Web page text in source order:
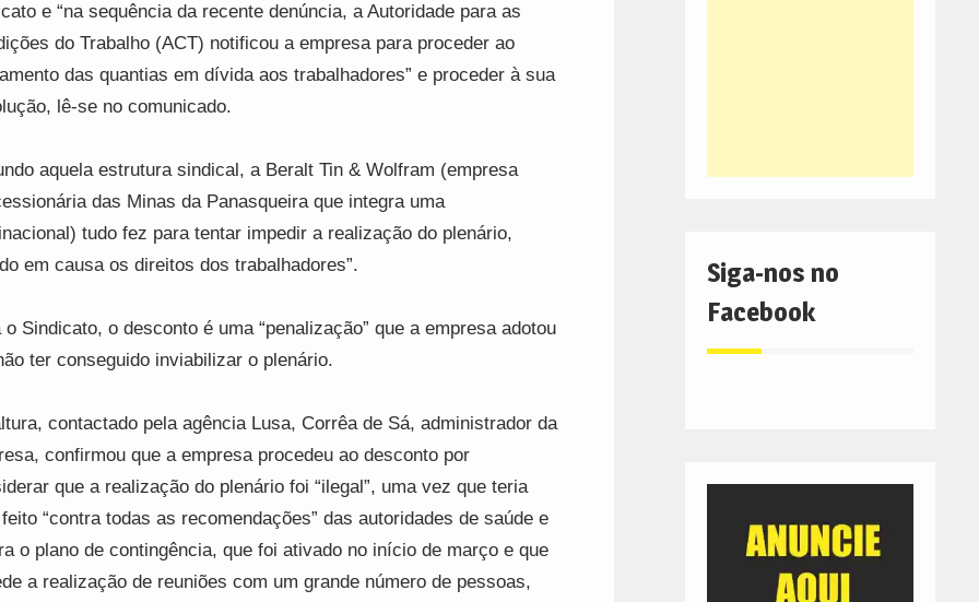
e “na sequência da recente denúncia, a Autoridade para as
do Trabalho (ACT) notificou a empresa para proceder ao
das quantias em dívida aos trabalhadores” e proceder à sua
lê-se no comunicado.
aquela estrutura sindical, a Beralt Tin & Wolfram (empresa
das Minas da Panasqueira que integra uma
tudo fez para tentar impedir a realização do plenário,
em causa os direitos dos trabalhadores”.
o Sindicato, o desconto é uma “penalização” que a empresa adotou
ter conseguido inviabilizar o plenário.
contactado pela agência Lusa, Corrêa de Sá, administrador da
confirmou que a empresa procedeu ao desconto por
que a realização do plenário foi “ilegal”, uma vez que teria
“contra todas as recomendações” das autoridades de saúde e
o plano de contingência, que foi ativado no início de março e que
a realização de reuniões com um grande número de pessoas,
Siga-nos no
Facebook